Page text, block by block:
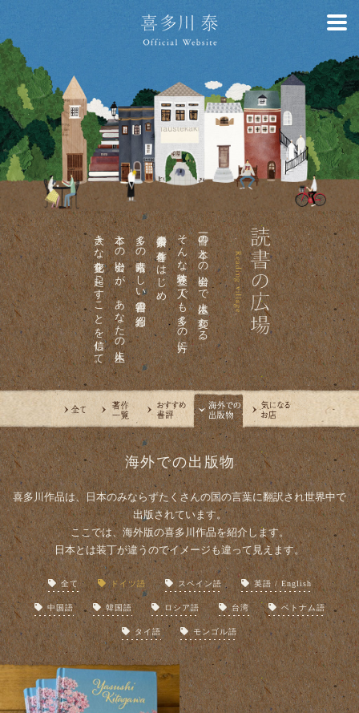
一冊の本との出会いで人生は変わる。
そんな体験を一人でも多くの方に。
喜多川泰の著作をはじめ、
多くの素晴らしい書籍の紹介も。
本との出会いが、あなたの人生に
大きな変化を起こすことを信じて。
海外での出版物
喜多川作品は、日本のみならずたくさんの国の言葉に翻訳され世界中で
出版されています。
ここでは、海外版の喜多川作品を紹介します。
日本とは装丁が違うのでイメージも違って見えます。
全て ドイツ語 スペイン語 英語 / English
中国語 韓国語 ロシア語 台湾 ベトナム語
タイ語 モンゴル語